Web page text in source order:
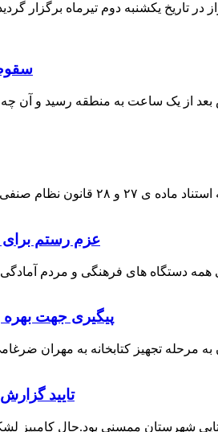
در تاریخ یکشنبه دوم تیرماه برگزار
بعد از یک ساعت به منطقه رسید و آن
عزم رستم برای
پیگیری جهت بهره
تایید
اداره آبفا روستایی شهرستان ممسنی بود.حال